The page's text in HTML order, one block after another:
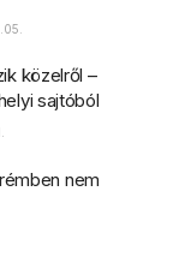
közelről –
sajtóból
nem